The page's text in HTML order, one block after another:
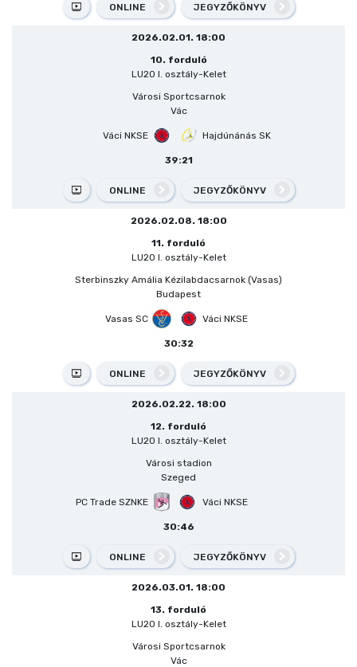
ONLINE JEGYZŐKÖNYV
2026.02.01. 18:00
10. forduló
LU20 I. osztály-Kelet
Városi Sportcsarnok
Vác
Váci NKSE Hajdúnánás SK
39:21
ONLINE JEGYZŐKÖNYV
2026.02.08. 18:00
11. forduló
LU20 I. osztály-Kelet
Sterbinszky Amália Kézilabdacsarnok (Vasas)
Budapest
Vasas SC Váci NKSE
30:32
ONLINE JEGYZŐKÖNYV
2026.02.22. 18:00
12. forduló
LU20 I. osztály-Kelet
Városi stadion
Szeged
PC Trade SZNKE Váci NKSE
30:46
ONLINE JEGYZŐKÖNYV
2026.03.01. 18:00
13. forduló
LU20 I. osztály-Kelet
Városi Sportcsarnok
Vác